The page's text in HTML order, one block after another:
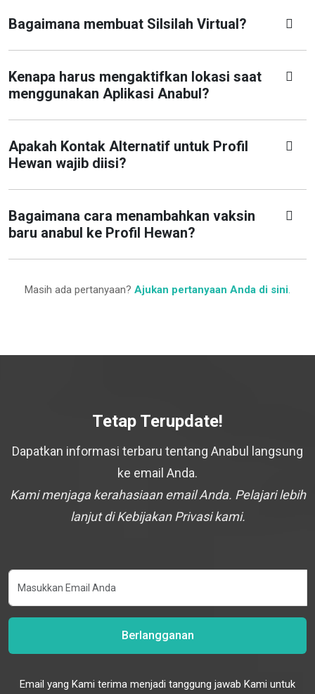
Bagaimana membuat Silsilah Virtual?
Kenapa harus mengaktifkan lokasi saat
menggunakan Aplikasi Anabul?
Apakah Kontak Alternatif untuk Profil
Hewan wajib diisi?
Bagaimana cara menambahkan vaksin
baru anabul ke Profil Hewan?
Masih ada pertanyaan? Ajukan pertanyaan Anda di sini.
Tetap Terupdate!
Dapatkan informasi terbaru tentang Anabul langsung
ke email Anda.
Kami menjaga kerahasiaan email Anda. Pelajari lebih
lanjut di Kebijakan Privasi kami.
Berlangganan
Email yang Kami terima menjadi tanggung jawab Kami untuk